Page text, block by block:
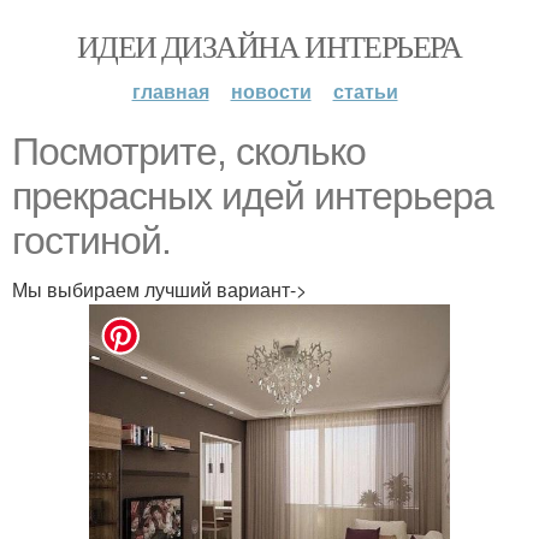
ИДЕИ ДИЗАЙНА ИНТЕРЬЕРА
главная новости статьи
Посмотрите, сколько
прекрасных идей интерьера
гостиной.
Мы выбираем лучший вариант->